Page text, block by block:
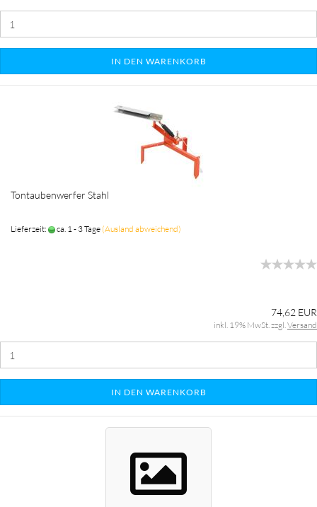
IN DEN WARENKORB
Tontaubenwerfer Stahl
Lieferzeit: ca. 1 - 3 Tage (Ausland abweichend)
74,62 EUR
inkl. 19% MwSt. zzgl.Versand
IN DEN WARENKORB